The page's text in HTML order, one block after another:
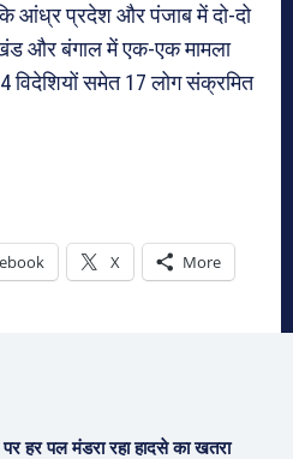
आंध्र प्रदेश और पंजाब में दो-दो
और बंगाल में एक-एक मामला
विदेशियों समेत 17 लोग संक्रमित
X More
हर पल मंडरा रहा हादसे का खतरा